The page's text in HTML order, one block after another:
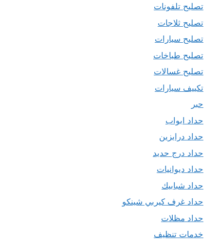
تصليح تلفونات
تصليح ثلاجات
تصليح سيارات
تصليح طباخات
تصليح غسالات
تكييف سيارات
حبر
حداد ابواب
حداد درابزين
حداد درج حديد
حداد ديوانيات
حداد شبابيك
حداد غرف كيربي شينكو
حداد مظلات
خدمات تنظيف